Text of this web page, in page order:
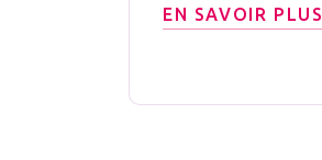
EN SAVOIR PLUS